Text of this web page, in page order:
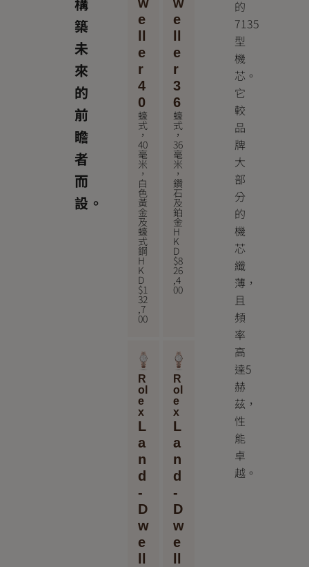
構
築
未
來
的
前
瞻
者
而
設。
e
e
r
4
0
蠔
式
，
40
毫
米
，
白
色
黃
金
及
蠔
式
鋼
H
K
D
$1
32
,7
00
e
e
r
3
6
蠔
式
，
36
毫
米
，
鑽
石
及
鉑
金
H
K
D
$8
26
,4
00
R
ol
e
x
L
a
n
d
-
D
w
e
R
ol
e
x
L
a
n
d
-
D
w
e
的
7135
型
機
芯。
它
較
品
牌
大
部
分
的
機
芯
纖
薄，
且
頻
率
高
達5
赫
茲，
性
能
卓
越。